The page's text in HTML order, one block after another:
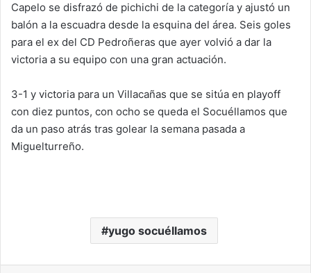
Capelo se disfrazó de pichichi de la categoría y ajustó un
balón a la escuadra desde la esquina del área. Seis goles
para el ex del CD Pedroñeras que ayer volvió a dar la
victoria a su equipo con una gran actuación.
3-1 y victoria para un Villacañas que se sitúa en playoff
con diez puntos, con ocho se queda el Socuéllamos que
da un paso atrás tras golear la semana pasada a
Miguelturreño.
yugo socuéllamos